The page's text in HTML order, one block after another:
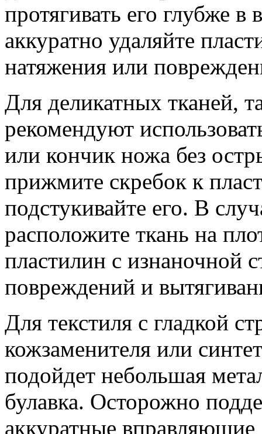
протягивать его глубже
аккуратно удаляйте
натяжения или
Для деликатных тканей,
рекомендуют
или кончик ножа без
прижмите скребок к
подстукивайте его. В
расположите ткань на
пластилин с изнаночной
повреждений и
Для текстиля с гладкой
кожзаменителя или
подойдет небольшая
булавка. Осторожно
аккуратные вправляющие